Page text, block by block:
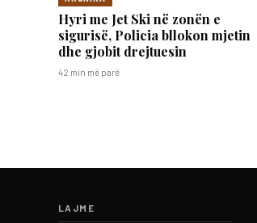
Hyri me Jet Ski në zonën e
sigurisë, Policia bllokon mjetin
dhe gjobit drejtuesin
42 min më parë
LAJME